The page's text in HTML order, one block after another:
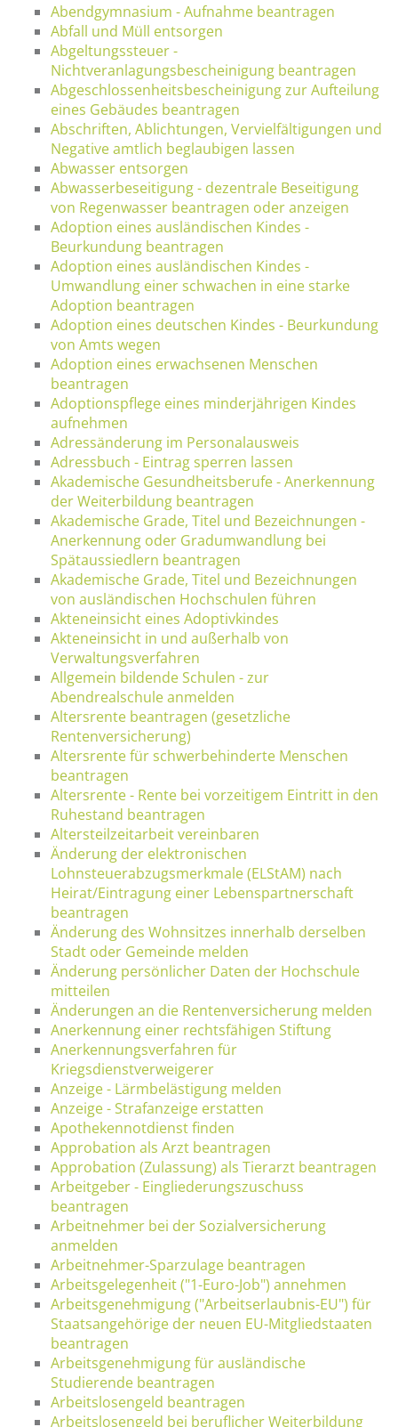
Abendgymnasium - Aufnahme beantragen
Abfall und Müll entsorgen
Abgeltungssteuer -
Nichtveranlagungsbescheinigung beantragen
Abgeschlossenheitsbescheinigung zur Aufteilung
eines Gebäudes beantragen
Abschriften, Ablichtungen, Vervielfältigungen und
Negative amtlich beglaubigen lassen
Abwasser entsorgen
Abwasserbeseitigung - dezentrale Beseitigung
von Regenwasser beantragen oder anzeigen
Adoption eines ausländischen Kindes -
Beurkundung beantragen
Adoption eines ausländischen Kindes -
Umwandlung einer schwachen in eine starke
Adoption beantragen
Adoption eines deutschen Kindes - Beurkundung
von Amts wegen
Adoption eines erwachsenen Menschen
beantragen
Adoptionspflege eines minderjährigen Kindes
aufnehmen
Adressänderung im Personalausweis
Adressbuch - Eintrag sperren lassen
Akademische Gesundheitsberufe - Anerkennung
der Weiterbildung beantragen
Akademische Grade, Titel und Bezeichnungen -
Anerkennung oder Gradumwandlung bei
Spätaussiedlern beantragen
Akademische Grade, Titel und Bezeichnungen
von ausländischen Hochschulen führen
Akteneinsicht eines Adoptivkindes
Akteneinsicht in und außerhalb von
Verwaltungsverfahren
Allgemein bildende Schulen - zur
Abendrealschule anmelden
Altersrente beantragen (gesetzliche
Rentenversicherung)
Altersrente für schwerbehinderte Menschen
beantragen
Altersrente - Rente bei vorzeitigem Eintritt in den
Ruhestand beantragen
Altersteilzeitarbeit vereinbaren
Änderung der elektronischen
Lohnsteuerabzugsmerkmale (ELStAM) nach
Heirat/Eintragung einer Lebenspartnerschaft
beantragen
Änderung des Wohnsitzes innerhalb derselben
Stadt oder Gemeinde melden
Änderung persönlicher Daten der Hochschule
mitteilen
Änderungen an die Rentenversicherung melden
Anerkennung einer rechtsfähigen Stiftung
Anerkennungsverfahren für
Kriegsdienstverweigerer
Anzeige - Lärmbelästigung melden
Anzeige - Strafanzeige erstatten
Apothekennotdienst finden
Approbation als Arzt beantragen
Approbation (Zulassung) als Tierarzt beantragen
Arbeitgeber - Eingliederungszuschuss
beantragen
Arbeitnehmer bei der Sozialversicherung
anmelden
Arbeitnehmer-Sparzulage beantragen
Arbeitsgelegenheit ("1-Euro-Job") annehmen
Arbeitsgenehmigung ("Arbeitserlaubnis-EU") für
Staatsangehörige der neuen EU-Mitgliedstaaten
beantragen
Arbeitsgenehmigung für ausländische
Studierende beantragen
Arbeitslosengeld beantragen
Arbeitslosengeld bei beruflicher Weiterbildung